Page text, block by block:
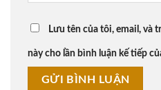
Lưu tên của tôi, email, và
này cho lần bình luận kế tiếp